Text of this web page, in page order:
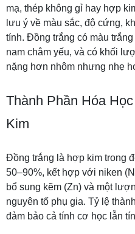
mạ, thép không gỉ hay hợp
lưu ý về màu sắc, độ cứng,
tính. Đồng trắng có màu
nam châm yếu, và có khối
nặng hơn nhôm nhưng nhẹ
Thành Phần Hóa
Kim
Đồng trắng là hợp kim trong
50–90%, kết hợp với niken
bổ sung kẽm (Zn) và một
nguyên tố phụ gia. Tỷ lệ
đảm bảo cả tính cơ học lẫn